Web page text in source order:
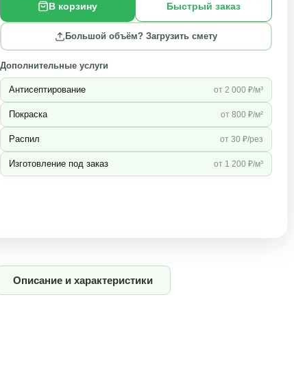
В корзину Быстрый заказ
Большой объём? Загрузить смету
Дополнительные услуги
Антисептирование от 2 000 ₽/м³
Покраска от 800 ₽/м²
Распил от 30 ₽/рез
Изготовление под заказ от 1 200 ₽/м³
Описание и характеристики